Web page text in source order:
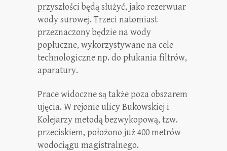
przyszłości będą służyć, jako rezerwuar
wody surowej. Trzeci natomiast
przeznaczony będzie na wody
popłuczne, wykorzystywane na cele
technologiczne np. do płukania filtrów,
aparatury.
Prace widoczne są także poza obszarem
ujęcia. W rejonie ulicy Bukowskiej i
Kolejarzy metodą bezwykopową, tzw.
przeciskiem, położono już 400 metrów
wodociągu magistralnego.